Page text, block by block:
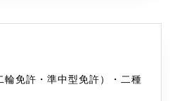
許
識免許・準中型免許）・二種